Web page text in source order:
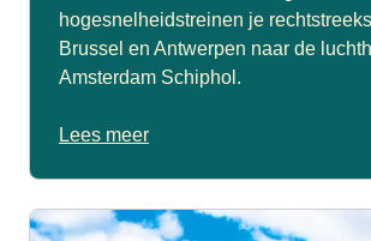
hogesnelheidstreinen je
Brussel en Antwerpen naar de
Amsterdam Schiphol.
Lees meer